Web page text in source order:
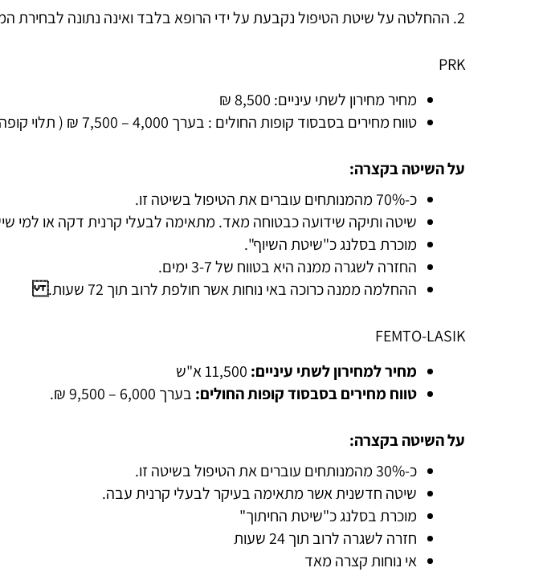
2. ההחלטה על שיטת הטיפול נקבעת על ידי הרופא בלבד ואינה נתונה לבחירת המטופל.
PRK
מחיר מחירון לשתי עיניים: 8,500 ₪
טווח מחירים בסבסוד קופות החולים : בערך 4,000 – 7,500 ₪ ( תלוי קופה)
על השיטה בקצרה:
כ-70% מהמנותחים עוברים את הטיפול בשיטה זו.
שיטה ותיקה שידועה כבטוחה מאד. מתאימה לבעלי קרנית דקה או למי
מוכרת בסלנג כ"שיטת השיוף".
החזרה לשגרה ממנה היא בטווח של 3-7 ימים.
ההחלמה ממנה כרוכה באי נוחות אשר חולפת לרוב תוך 72 שעות.
FEMTO-LASIK
מחיר למחירון לשתי עיניים:
טווח מחירים בסבסוד קופות החולים: בערך 6,000 – 9,500 ₪.
על השיטה בקצרה:
כ-30% מהמנותחים עוברים את הטיפול בשיטה זו.
שיטה חדשנית אשר מתאימה בעיקר לבעלי קרנית עבה.
מוכרת בסלנג כ"שיטת החיתוך"
חזרה לשגרה לרוב תוך 24 שעות
אי נוחות קצרה מאד